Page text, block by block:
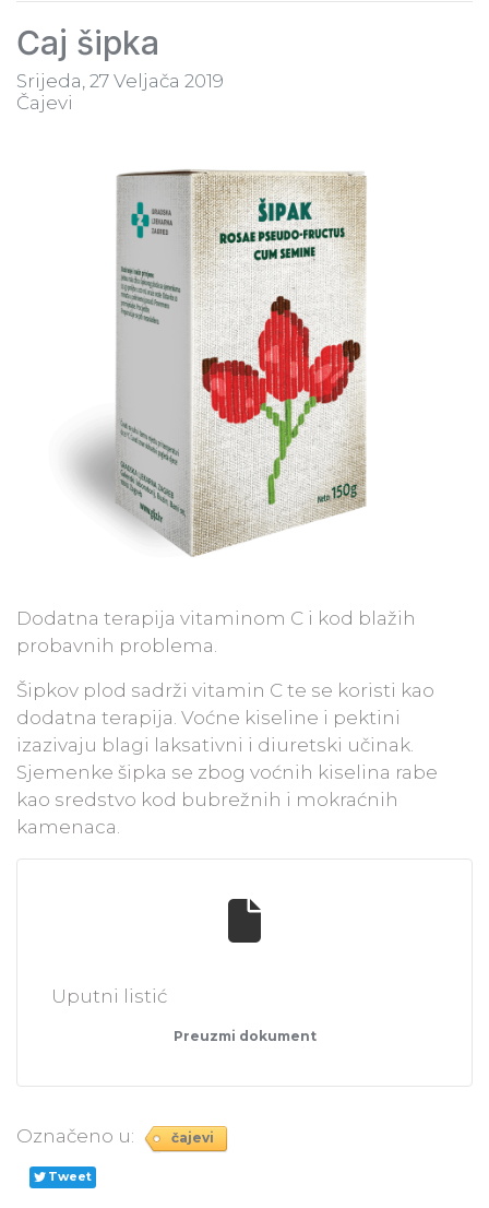
Čaj šipka
Srijeda, 27 Veljača 2019
Čajevi
Dodatna terapija vitaminom C i kod blažih
probavnih problema.
​Šipkov plod sadrži vitamin C te se koristi kao
dodatna terapija. Voćne kiseline i pektini
izazivaju blagi laksativni i diuretski učinak.
Sjemenke šipka se zbog voćnih kiselina rabe
kao sredstvo kod bubrežnih i mokraćnih
kamenaca.
Uputni listić
Preuzmi dokument
Označeno u: čajevi
Tweet